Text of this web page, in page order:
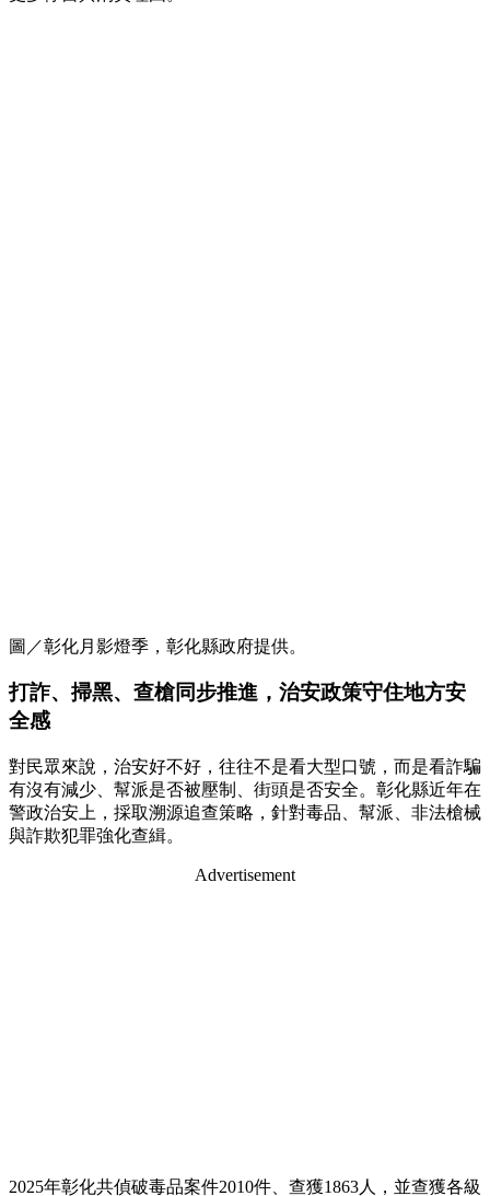
圖／彰化月影燈季，彰化縣政府提供。
打詐、掃黑、查槍同步推進，治安政策守住地方安
全感
對民眾來說，治安好不好，往往不是看大型口號，而是看詐騙
有沒有減少、幫派是否被壓制、街頭是否安全。彰化縣近年在
警政治安上，採取溯源追查策略，針對毒品、幫派、非法槍械
與詐欺犯罪強化查緝。
Advertisement
2025年彰化共偵破毒品案件2010件、查獲1863人，並查獲各級